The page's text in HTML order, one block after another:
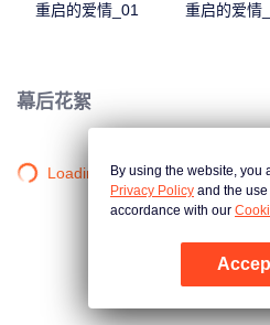
重启的爱情_01 重启的爱情
幕后花絮
Loading…By using the website, you
Privacy Policy and the
accordance with our